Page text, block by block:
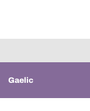
Gaelic